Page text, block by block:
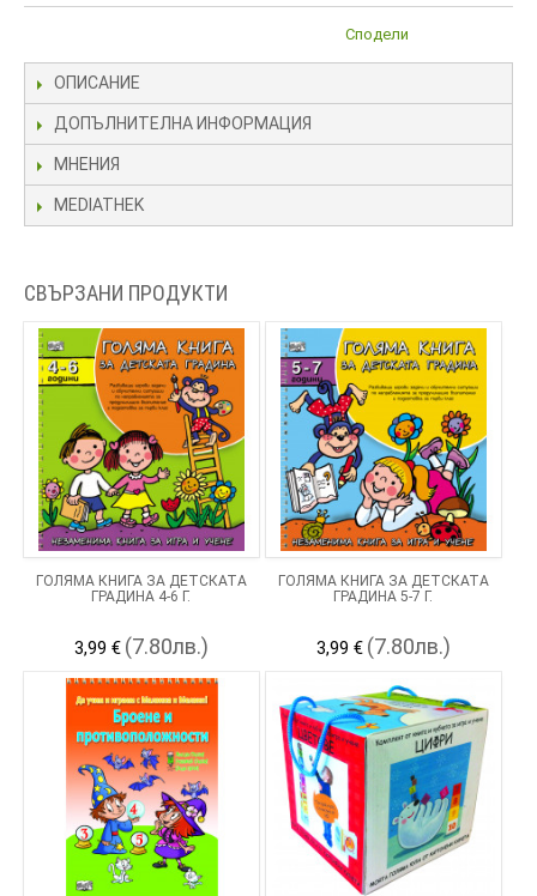
Сподели
ОПИСАНИЕ
ДОПЪЛНИТЕЛНА ИНФОРМАЦИЯ
МНЕНИЯ
MEDIATHEK
СВЪРЗАНИ ПРОДУКТИ
ГОЛЯМА КНИГА ЗА ДЕТСКАТА
ГРАДИНА 4-6 Г.
3,99 € (7.80лв.)
ГОЛЯМА КНИГА ЗА ДЕТСКАТА
ГРАДИНА 5-7 Г.
3,99 € (7.80лв.)